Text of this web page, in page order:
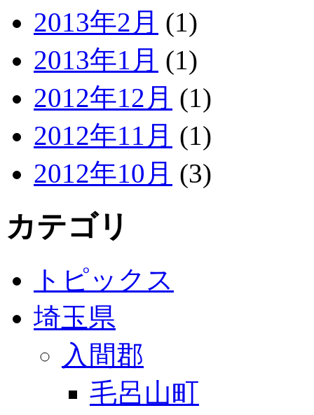
2013年2月 (1)
2013年1月 (1)
2012年12月 (1)
2012年11月 (1)
2012年10月 (3)
カテゴリ
トピックス
埼玉県
入間郡
毛呂山町